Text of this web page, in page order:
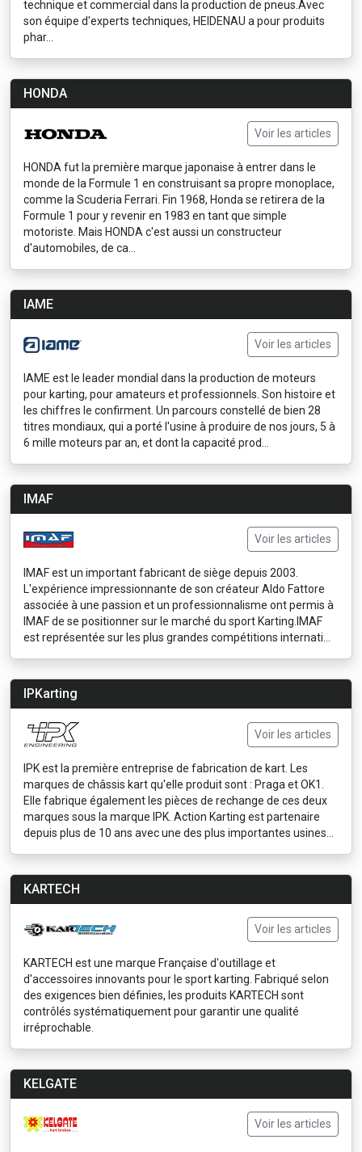
technique et commercial dans la production de pneus.Avec
son équipe d'experts techniques, HEIDENAU a pour produits
phar...
HONDA
Voir les articles
HONDA fut la première marque japonaise à entrer dans le
monde de la Formule 1 en construisant sa propre monoplace,
comme la Scuderia Ferrari. Fin 1968, Honda se retirera de la
Formule 1 pour y revenir en 1983 en tant que simple
motoriste. Mais HONDA c'est aussi un constructeur
d'automobiles, de ca...
IAME
Voir les articles
IAME est le leader mondial dans la production de moteurs
pour karting, pour amateurs et professionnels. Son histoire et
les chiffres le confirment. Un parcours constellé de bien 28
titres mondiaux, qui a porté l'usine à produire de nos jours, 5 à
6 mille moteurs par an, et dont la capacité prod...
IMAF
Voir les articles
IMAF est un important fabricant de siège depuis 2003.
L'expérience impressionnante de son créateur Aldo Fattore
associée à une passion et un professionnalisme ont permis à
IMAF de se positionner sur le marché du sport Karting.IMAF
est représentée sur les plus grandes compétitions internati...
IPKarting
Voir les articles
IPK est la première entreprise de fabrication de kart. Les
marques de châssis kart qu'elle produit sont : Praga et OK1.
Elle fabrique également les pièces de rechange de ces deux
marques sous la marque IPK. Action Karting est partenaire
depuis plus de 10 ans avec une des plus importantes usines...
KARTECH
Voir les articles
KARTECH est une marque Française d'outillage et
d'accessoires innovants pour le sport karting. Fabriqué selon
des exigences bien définies, les produits KARTECH sont
contrôlés systématiquement pour garantir une qualité
irréprochable.
KELGATE
Voir les articles